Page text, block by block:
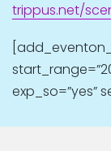
trippus.net/
exp_so=”yes”